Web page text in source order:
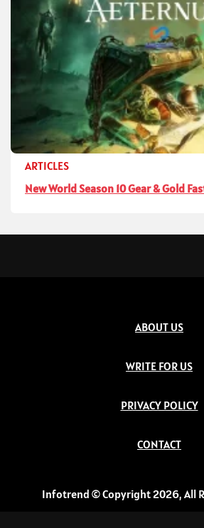
ARTICLES
New World Season 10 Gear & Gold
ABOUT US
WRITE FOR US
PRIVACY POLICY
CONTACT
Infotrend © Copyright 2026, All